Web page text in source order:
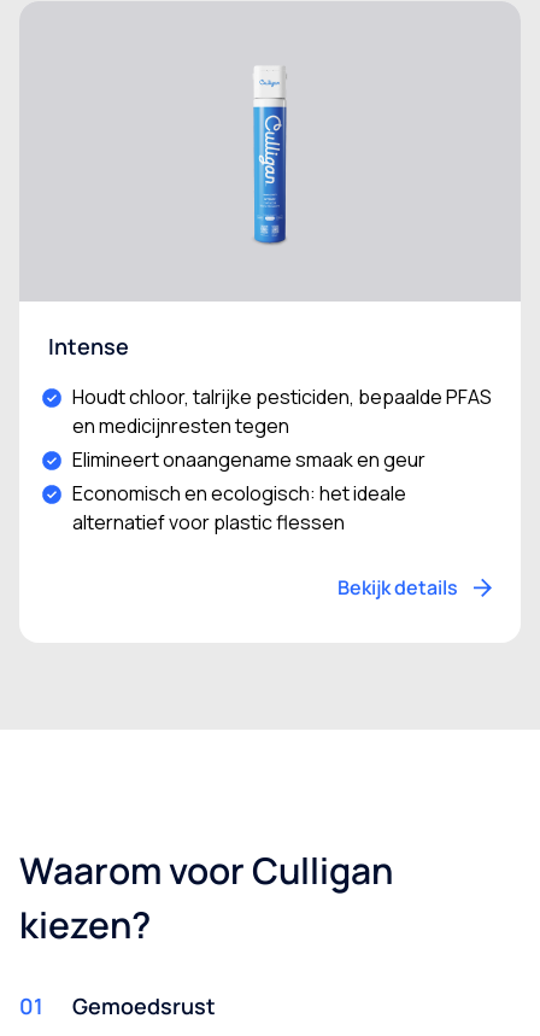
Intense
Houdt chloor, talrijke pesticiden, bepaalde PFAS
en medicijnresten tegen
Elimineert onaangename smaak en geur
Economisch en ecologisch: het ideale
alternatief voor plastic flessen
Bekijk details
Waarom voor Culligan
kiezen?
01 Gemoedsrust